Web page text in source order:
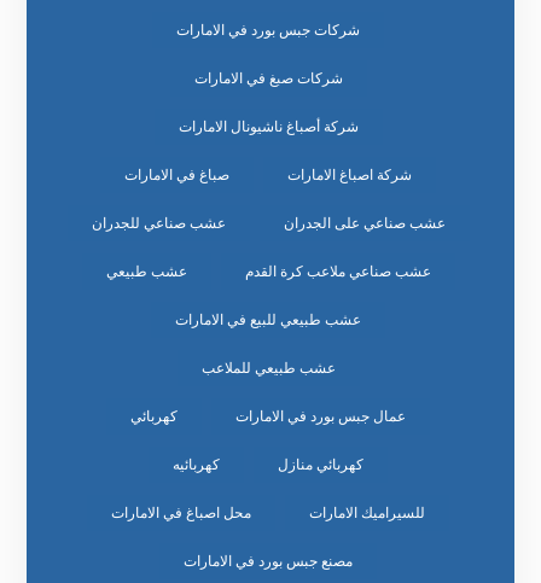
شركات جبس بورد في الامارات
شركات صبغ في الامارات
شركة أصباغ ناشيونال الامارات
شركة اصباغ الامارات صباغ في الامارات
عشب صناعي على الجدران عشب صناعي للجدران
عشب صناعي ملاعب كرة القدم عشب طبيعي
عشب طبيعي للبيع في الامارات
عشب طبيعي للملاعب
عمال جبس بورد في الامارات كهربائي
كهربائي منازل كهربائيه
للسيراميك الامارات محل اصباغ في الامارات
مصنع جبس بورد في الامارات